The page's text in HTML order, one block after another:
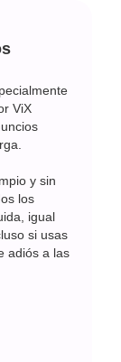
ViX
y sin
los
igual
si usas
adiós a las